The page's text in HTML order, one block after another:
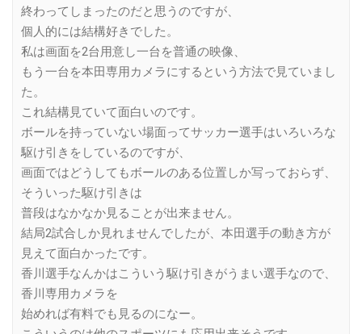
終わってしまったのだと思うのですが、
個人的には結構好きでした。
私は画面を2台用意し一台を普通の映像、
もう一台を本田専用カメラにするという方法で見ていまし
た。
これ結構見ていて面白いのです。
ボールを持っていない場面ってサッカー選手はいろいろな
駆け引きをしているのですが、
画面ではどうしてもボールのある位置しか写っておらず、
そういった駆け引きは
普段はなかなか見ることが出来ません。
結局2試合しか見れませんでしたが、本田選手の動き方が
見えて面白かったです。
香川選手なんかはこういう駆け引きがうまい選手なので、
香川専用カメラを
始めれば有料でも見るのになー。